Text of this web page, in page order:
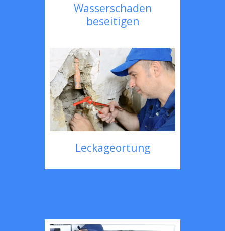
Wasserschaden
beseitigen
Leckageortung